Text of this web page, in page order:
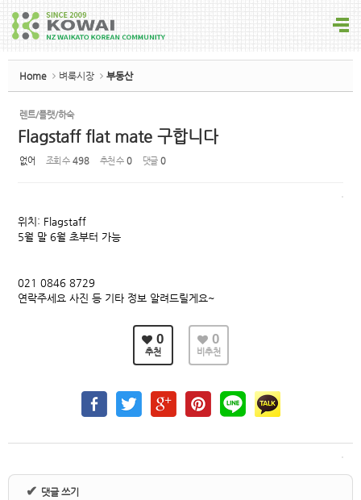
Home 벼룩시장 부동산
렌트/플랫/하숙
Flagstaff flat mate 구합니다
없어 조회 수 498 추천 수 0 댓글 0
위치: Flagstaff
5월 말 6월 초부터 가능
021 0846 8729
연락주세요 사진 등 기타 정보 알려드릴게요~
0
추천
0
비추천
✔ 댓글 쓰기
Sketchbook5, 스케치북5
Sketchbook5, 스케치북5